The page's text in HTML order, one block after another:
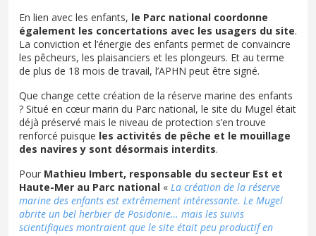
En lien avec les enfants, le Parc national coordonne
également les concertations avec les usagers du site.
La conviction et l’énergie des enfants permet de convaincre
les pêcheurs, les plaisanciers et les plongeurs. Et au terme
de plus de 18 mois de travail, l’APHN peut être signé.
Que change cette création de la réserve marine des enfants
? Situé en cœur marin du Parc national, le site du Mugel était
déjà préservé mais le niveau de protection s’en trouve
renforcé puisque les activités de pêche et le mouillage
des navires y sont désormais interdits.
Pour Mathieu Imbert, responsable du secteur Est et
Haute-Mer au Parc national « La création de la réserve
marine des enfants est extrêmement intéressante. Le Mugel
abrite un bel herbier de Posidonie… mais les suivis
scientifiques montraient que le site était peu productif en